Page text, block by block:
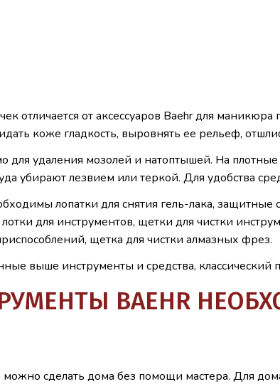
отличается от аксессуаров Baehr для
коже гладкость, выровнять ее рельеф,
для удаления мозолей и натоптышей. На
убирают лезвием или теркой. Для удобства
лопатки для снятия гель-лака, защитные
для инструментов, щетки для чистки
щетка для чистки алмазных фрез.
выше инструменты и средства,
BAEHR
сделать дома без помощи мастера. Для